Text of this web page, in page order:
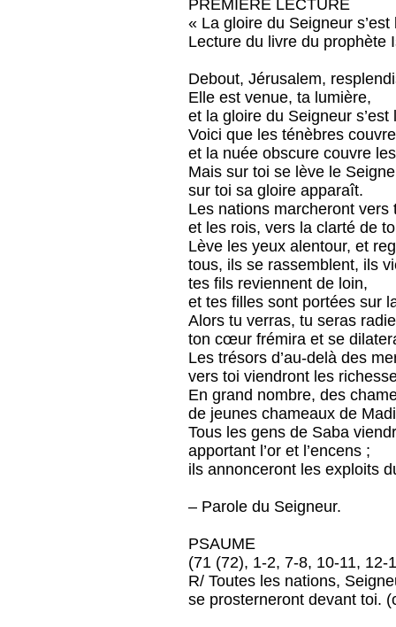
PREMIÈRE LECTURE
« La gloire du Seigneur
Lecture du livre du prophète
Debout, Jérusalem,
Elle est venue, ta lumière,
et la gloire du Seigneur s’est
Voici que les ténèbres
et la nuée obscure couvre
Mais sur toi se lève le
sur toi sa gloire apparaît.
Les nations marcheront vers
et les rois, vers la clarté de
Lève les yeux alentour, et
tous, ils se rassemblent, ils
tes fils reviennent de loin,
et tes filles sont portées sur
Alors tu verras, tu seras
ton cœur frémira et se
Les trésors d’au-delà des
vers toi viendront les
En grand nombre, des
de jeunes chameaux de
Tous les gens de Saba
apportant l’or et l’encens ;
ils annonceront les exploits
– Parole du Seigneur.
PSAUME
(71 (72), 1-2, 7-8, 10-11, 12-
R/ Toutes les nations,
se prosterneront devant toi.